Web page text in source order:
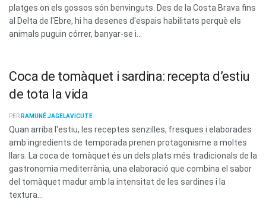
platges on els gossos són benvinguts. Des de la Costa Brava fins
al Delta de l'Ebre, hi ha desenes d'espais habilitats perquè els
animals puguin córrer, banyar-se i...
Coca de tomàquet i sardina: recepta d’estiu
de tota la vida
PER RAMUNÉ JAGELAVICUTE
Quan arriba l'estiu, les receptes senzilles, fresques i elaborades
amb ingredients de temporada prenen protagonisme a moltes
llars. La coca de tomàquet és un dels plats més tradicionals de la
gastronomia mediterrània, una elaboració que combina el sabor
del tomàquet madur amb la intensitat de les sardines i la
textura...